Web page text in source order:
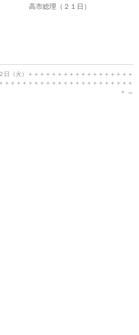
高市総理（２１日）
日（火）＋＋＋＋＋＋＋＋＋＋＋＋＋＋＋＋＋＋
＋＋＋＋＋＋＋＋＋＋＋＋＋＋＋＋＋＋＋＋＋＋
＋ →